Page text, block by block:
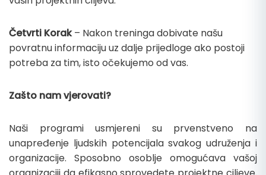
Četvrti Korak– Nakon treninga dobivate našu
povratnu informaciju uz dalje prijedloge ako postoji
potreba za tim, isto očekujemo od vas.
Zašto nam vjerovati?
Naši programi usmjereni su prvenstveno na
unapređenje ljudskih potencijala svakog udruženja i
organizacije. Sposobno osoblje omogućava vašoj